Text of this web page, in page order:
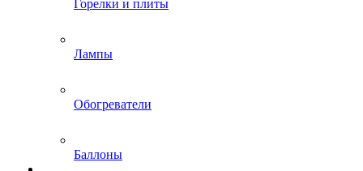
Горелки и плиты
Лампы
Обогреватели
Баллоны